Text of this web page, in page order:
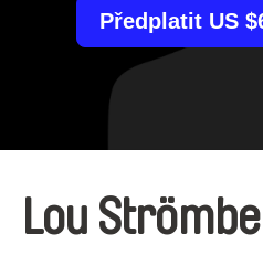
Předplatit US
Lou